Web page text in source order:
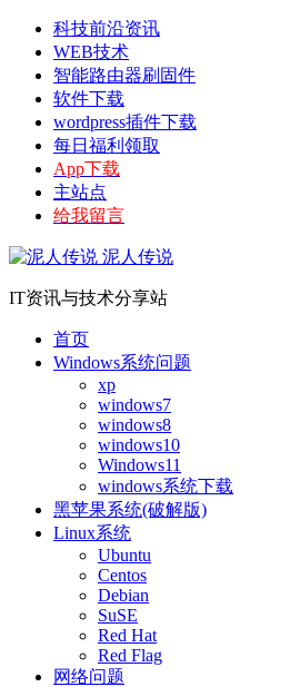
科技前沿资讯
WEB技术
智能路由器刷固件
软件下载
wordpress插件下载
每日福利领取
App下载
主站点
给我留言
泥人传说
IT资讯与技术分享站
首页
Windows系统问题
xp
windows7
windows8
windows10
Windows11
windows系统下载
黑苹果系统(破解版)
Linux系统
Ubuntu
Centos
Debian
SuSE
Red Hat
Red Flag
网络问题